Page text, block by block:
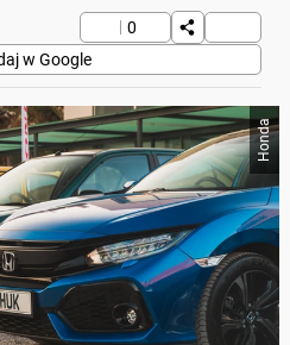
0
w Google
Honda